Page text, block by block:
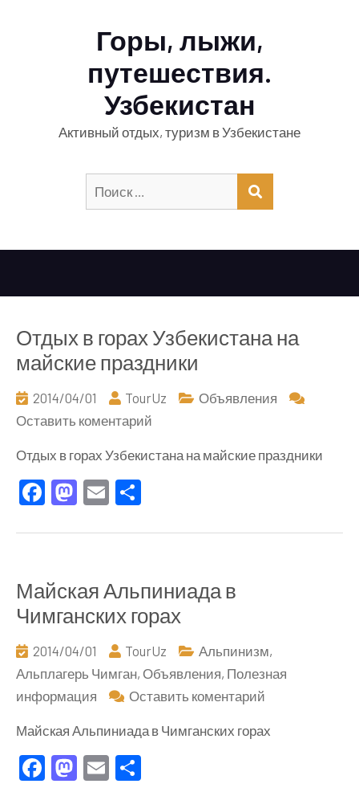
Горы, лыжи,
путешествия.
Узбекистан
Активный отдых, туризм в Узбекистане
Отдых в горах Узбекистана на
майские праздники
2014/04/01 TourUz
Объявления
Оставить коментарий
в
на
Отдых в горах Узбекистана на майские праздники
Facebook
Mastodon
Email
Майская Альпиниада в
Чимганских горах
2014/04/01 TourUz Альпинизм,
Альплагерь Чимган, Объявления, Полезная
информация
Оставить коментарий
Альпиниада
Майская Альпиниада в Чимганских горах
Facebook
Mastodon
Email